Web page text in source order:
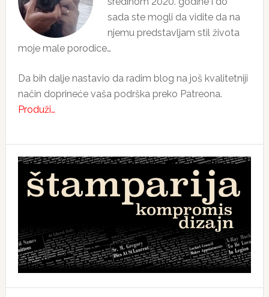
sada ste mogli da vidite da na
njemu predstavljam stil života
moje male porodice…
Da bih dalje nastavio da radim blog na još kvalitetniji
način doprineće vaša podrška preko Patreona.
Produži…